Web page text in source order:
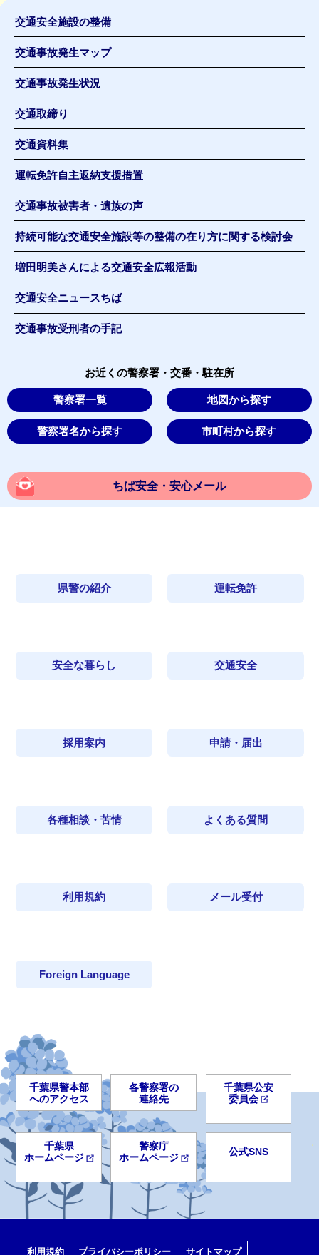
交通安全施設の整備
交通事故発生マップ
交通事故発生状況
交通取締り
交通資料集
運転免許自主返納支援措置
交通事故被害者・遺族の声
持続可能な交通安全施設等の整備の在り方に関する検討会
増田明美さんによる交通安全広報活動
交通安全ニュースちば
交通事故受刑者の手記
お近くの警察署・交番・駐在所
警察署一覧 地図から探す
警察署名から探す 市町村から探す
ちば安全・安心メール
県警の紹介 運転免許
安全な暮らし 交通安全
採用案内 申請・届出
各種相談・苦情 よくある質問
利用規約 メール受付
Foreign Language
千葉県警本部
へのアクセス
各警察署の
連絡先
千葉県公安
委員会
千葉県
ホームページ
警察庁
ホームページ
公式SNS
利用規約 プライバシーポリシー サイトマップ